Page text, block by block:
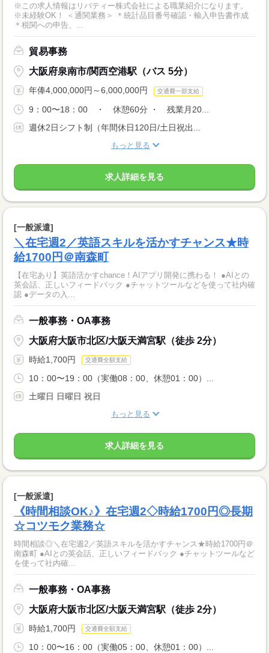
※この求人情報はリバティー株式会社による職業紹介になります。
※未経験OK！ ＜通関業務＞ ＊統計品目番号確認・輸入申告書作成
＊税関への申告、...
貿易事務
大阪府泉南市/関西空港駅（バス 5分）
年俸4,000,000円～6,000,000円 交通費一部支給
9：00〜18：00 ・ 休憩60分 ・ 残業月20...
週休2日シフト制（年間休日120日/土日祝出...
もっと見る
求人詳細を見る
[一般派遣]
＼在宅週2／英語スキルを活かすチャンス★時
給1700円＠南森町
【在宅あり】英語活かすchance！AIアプリ開発に携わる！ ●AIとの
英会話、正しいフィードバック ●チャットツールなどを使って社内確
認 ●データの入...
一般事務・OA事務
大阪府大阪市北区/大阪天満宮駅（徒歩 2分）
時給1,700円 交通費全額支給
10：00〜19：00（実働08：00、休憩01：00）...
土曜日 日曜日 祝日
もっと見る
求人詳細を見る
[一般派遣]
《時間相談OK♪》在宅週2◇時給1700円◎長期
☆コツモク業務☆
時間相談◎＼在宅週2／英語スキルを活かすチャンス★時給1700円＠
南森町 ●AIとの英会話、正しいフィードバック ●チャットツールなど
を使って社内確...
一般事務・OA事務
大阪府大阪市北区/大阪天満宮駅（徒歩 2分）
時給1,700円 交通費全額支給
10：00〜16：00（実働05：00、休憩01：00）...